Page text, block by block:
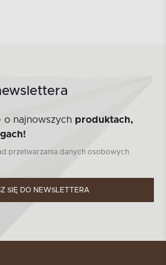
o najnowszych produktach,
przetwarzania danych osobowych
SIĘ DO NEWSLETTERA